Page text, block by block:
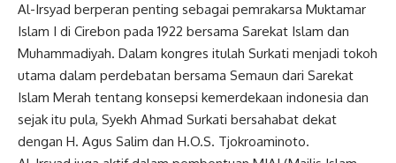
Al-Irsyad berperan penting sebagai pemrakarsa Muktamar
Islam I di Cirebon pada 1922 bersama Sarekat Islam dan
Muhammadiyah. Dalam kongres itulah Surkati menjadi tokoh
utama dalam perdebatan bersama Semaun dari Sarekat
Islam Merah tentang konsepsi kemerdekaan indonesia dan
sejak itu pula, Syekh Ahmad Surkati bersahabat dekat
dengan H. Agus Salim dan H.O.S. Tjokroaminoto.